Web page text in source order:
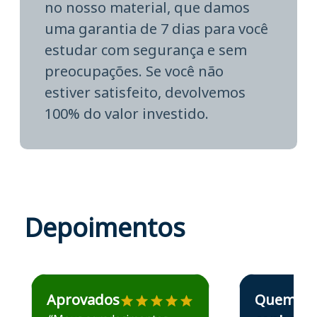
no nosso material, que damos
uma garantia de 7 dias para você
estudar com segurança e sem
preocupações. Se você não
estiver satisfeito, devolvemos
100% do valor investido.
Depoimentos
Estudante José recomenda o Aprova Concursos em
Aprovados
Estudante Elais
Quem